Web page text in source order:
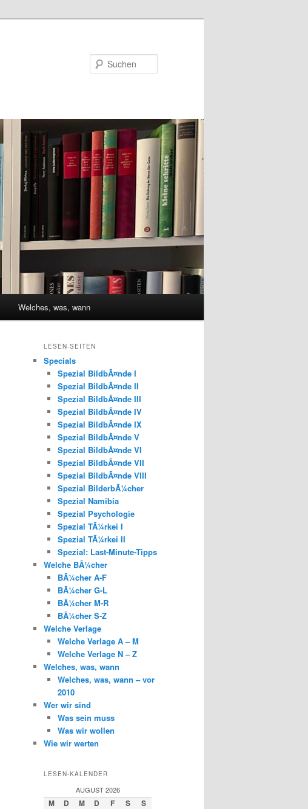
Welches, was, wann
LESEN-SEITEN
Specials
Spezial BildbÃ¤nde I
Spezial BildbÃ¤nde II
Spezial BildbÃ¤nde III
Spezial BildbÃ¤nde IV
Spezial BildbÃ¤nde IX
Spezial BildbÃ¤nde V
Spezial BildbÃ¤nde VI
Spezial BildbÃ¤nde VII
Spezial BildbÃ¤nde VIII
Spezial BilderbÃ¼cher
Spezial Namibia
Spezial Psychologie
Spezial TÃ¼rkei I
Spezial TÃ¼rkei II
Spezial: Last-Minute-Tipps
Welche BÃ¼cher
BÃ¼cher A-F
BÃ¼cher G-L
BÃ¼cher M-R
BÃ¼cher S-Z
Welche Verlage
Welche Verlage A – M
Welche Verlage N – Z
Welches, was, wann
Welches, was, wann – vor
2010
Wer wir sind
Was sein muss
Was wir wollen
Wie wir werten
LESEN-KALENDER
AUGUST 2026
M D M D F S S